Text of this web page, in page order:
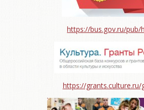
https://bus.gov.ru/pub/
https://grants.culture.ru/